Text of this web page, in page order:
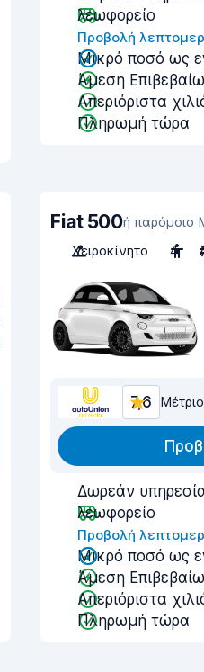
λεωφορείο
Προβολή
Μικρό ποσό ως
Άμεση
Απεριόριστα
Πληρωμή τώρα
Fiat 500ή παρόμοιο
Χειροκίνητο
4
7,6
Δωρεάν
λεωφορείο
Προβολή
Μικρό ποσό ως
Άμεση
Απεριόριστα
Πληρωμή τώρα